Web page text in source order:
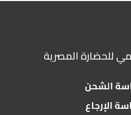
للحضارة المصرية
الشحن
الإرجاع